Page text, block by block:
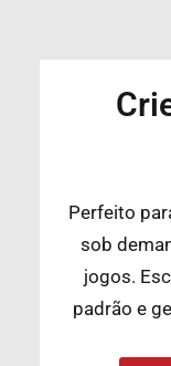
Perfeito
sob
jogos.
padrão e